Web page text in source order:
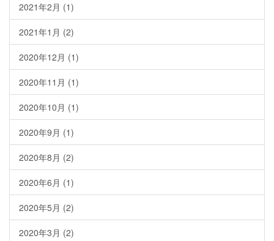
2021年2月 (1)
2021年1月 (2)
2020年12月 (1)
2020年11月 (1)
2020年10月 (1)
2020年9月 (1)
2020年8月 (2)
2020年6月 (1)
2020年5月 (2)
2020年3月 (2)